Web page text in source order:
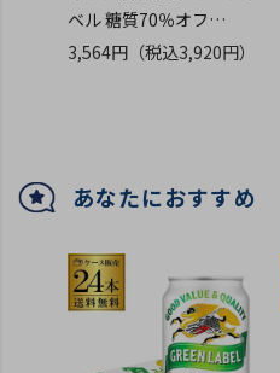
ベル 糖質70％オフ
350ml×24缶 AIB
3,564円 （税込3,920円）
あなたにおすすめ